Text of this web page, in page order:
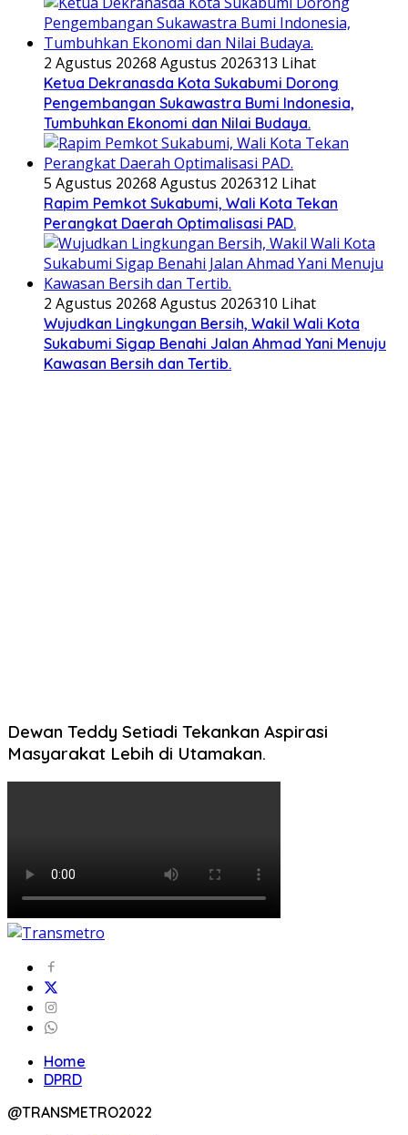
2 Agustus 20268 Agustus 2026313 Lihat
Ketua Dekranasda Kota Sukabumi Dorong
Pengembangan Sukawastra Bumi Indonesia,
Tumbuhkan Ekonomi dan Nilai Budaya.
5 Agustus 20268 Agustus 2026312 Lihat
Rapim Pemkot Sukabumi, Wali Kota Tekan
Perangkat Daerah Optimalisasi PAD.
2 Agustus 20268 Agustus 2026310 Lihat
Wujudkan Lingkungan Bersih, Wakil Wali Kota
Sukabumi Sigap Benahi Jalan Ahmad Yani Menuju
Kawasan Bersih dan Tertib.
Dewan Teddy Setiadi Tekankan Aspirasi
Masyarakat Lebih di Utamakan.
Home
DPRD
@TRANSMETRO2022